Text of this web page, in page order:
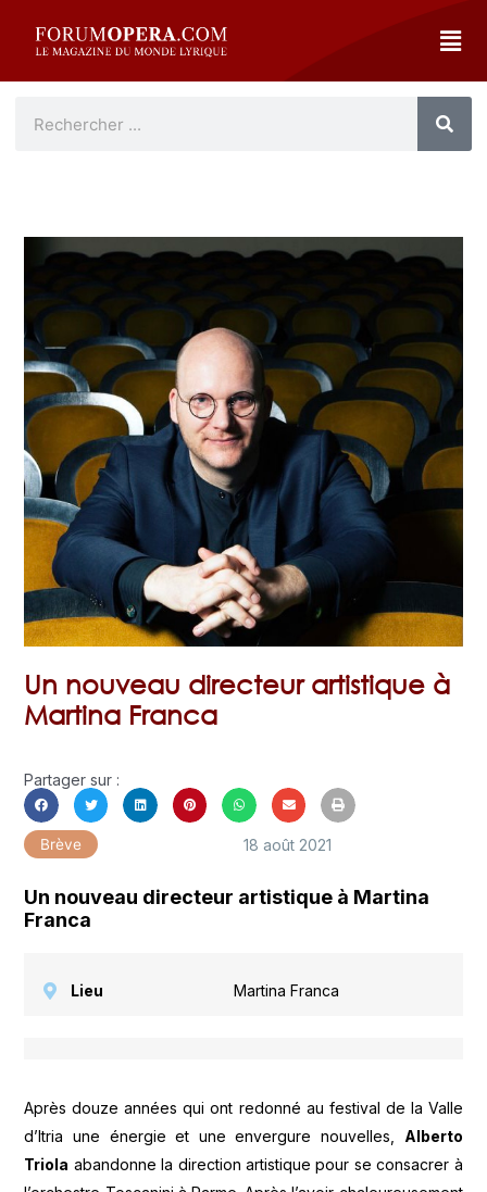
Un nouveau directeur artistique à
Martina Franca
Partager sur :
Brève 18 août 2021
Un nouveau directeur artistique à Martina
Franca
Lieu Martina Franca
Après douze années qui ont redonné au festival de la Valle
d’Itria une énergie et une envergure nouvelles, Alberto
Triola abandonne la direction artistique pour se consacrer à